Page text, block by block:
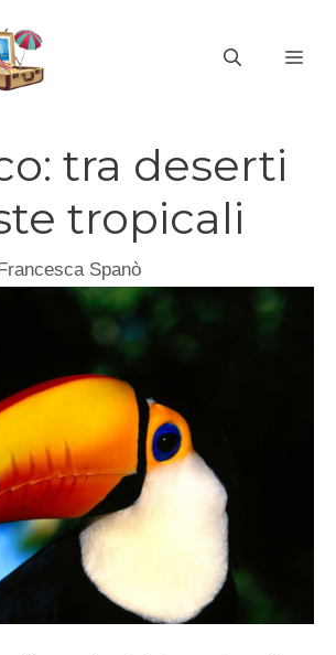
tra deserti
tropicali
Francesca Spanò